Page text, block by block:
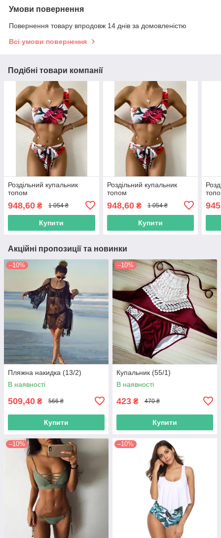
Умови повернення
Повернення товару впродовж 14 днів за домовленістю
Всі умови повернення
Подібні товари компанії
Роздільний купальник
топом
948,60 ₴ 1 054 ₴
Купити
Роздільний купальник
топом
948,60₴ 1 054 ₴
Купити
Акційні пропозиції та новинки
–10%
Пляжна накидка (13/2)
В наявності
509,40 ₴ 566 ₴
Купити
–10%
Купальник (55/1)
В наявності
423 ₴ 470 ₴
Купити
–10% –10%